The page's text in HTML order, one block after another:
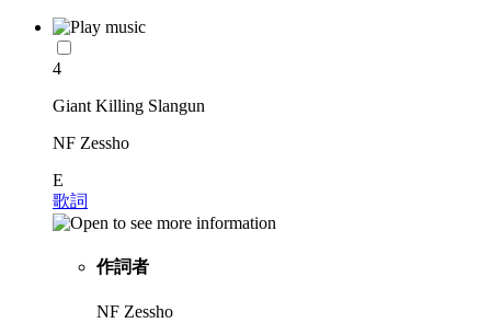
4
Giant Killing Slangun
NF Zessho
E
歌詞
作詞者
NF Zessho